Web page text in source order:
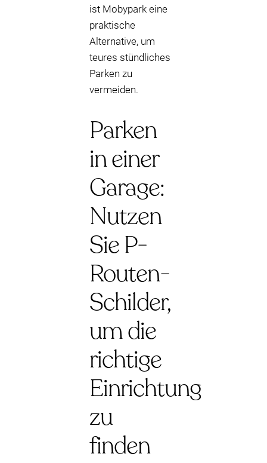
ist Mobypark eine
praktische
Alternative, um
teures stündliches
Parken zu
vermeiden.
Parken
in einer
Garage:
Nutzen
Sie P-
Routen-
Schilder,
um die
richtige
Einrichtung
zu
finden